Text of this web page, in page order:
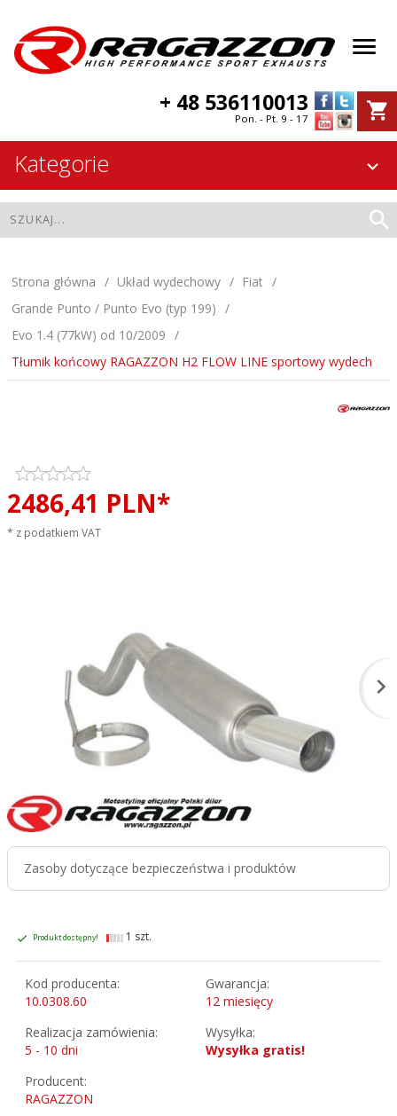
+ 48 536110013
Pon. - Pt. 9 - 17
Kategorie
Strona główna Układ wydechowy
Fiat
Grande Punto / Punto Evo (typ 199)
Evo 1.4 (77kW) od 10/2009
Tłumik końcowy RAGAZZON H2 FLOW LINE sportowy wydech
2486,41 PLN*
* z podatkiem VAT
Zasoby dotyczące bezpieczeństwa i produktów
Produkt dostępny! 1 szt.
Kod producenta:
10.0308.60
Gwarancja:
12 miesięcy
Realizacja zamówienia:
5 - 10 dni
Wysyłka:
Wysyłka gratis!
Producent:
RAGAZZON